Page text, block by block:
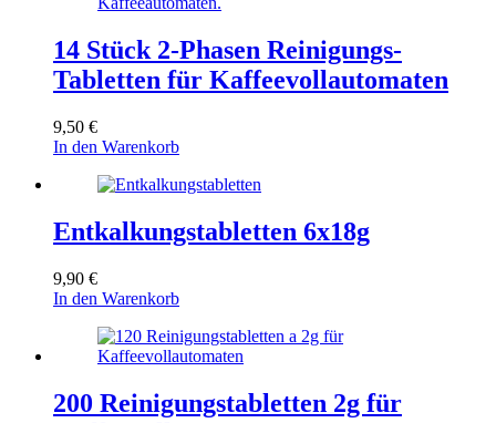
14 Stück 2-Phasen Reinigungs-
Tabletten für Kaffeevollautomaten
9,50 €
In den Warenkorb
Entkalkungstabletten 6x18g
9,90 €
In den Warenkorb
200 Reinigungstabletten 2g für